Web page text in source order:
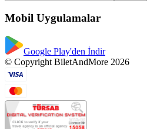
Mobil Uygulamalar
Google Play'den İndir
© Copyright BiletAndMore 2026